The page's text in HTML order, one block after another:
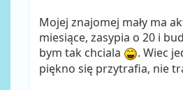
Mojej znajomej mały ma
miesiące, zasypia o 20 i
bym tak chciala
. Wiec
piękno się przytrafia, nie